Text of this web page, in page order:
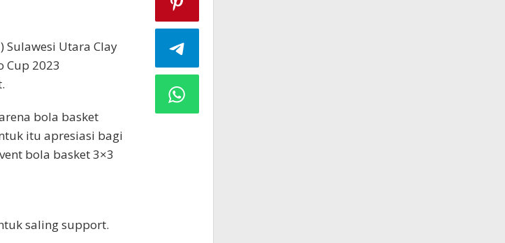
Sulawesi Utara Clay
Cup 2023
bola basket
itu apresiasi bagi
bola basket 3×3
saling support.